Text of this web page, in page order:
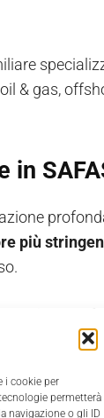
i cookie per
permetterà
navigazione o gli ID
& gas,
in
più
Il primo